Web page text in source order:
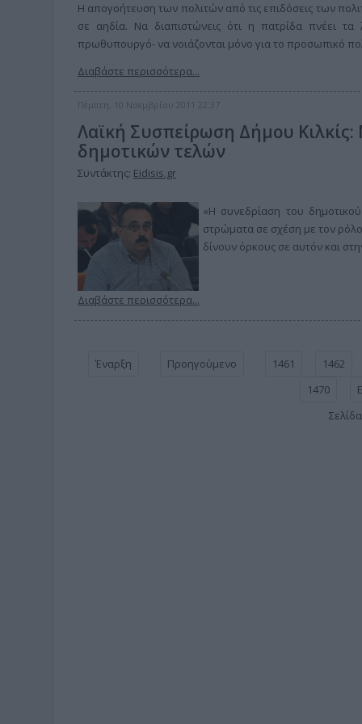
Η απογοήτευση των πολιτών από τις επιδόσεις των
σε αηδία. Να διαπιστώνεις ότι η πατρίδα πνέει
πρωθυπουργό- να νοιάζονται μόνο για το προσωπικό
Διαβάστε περισσότερα...
Πέμπτη, 10 Νοεμβρίου 2011 22:37
Λαϊκή Συσπείρωση Δήμου
δημοτικών τελών
Συντάκτης: Eidisis.gr
«Η συνεδρίαση του
στρώματα σε σχέση με τον
δίνουν όρκους σε αυτόν και
Διαβάστε περισσότερα...
Έναρξη Προηγούμενο 1461 1462
1470